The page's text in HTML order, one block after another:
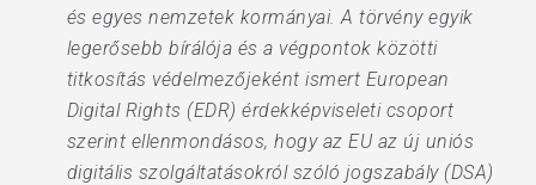
és egyes nemzetek kormányai. A törvény egyik
legerősebb bírálója és a végpontok közötti
titkosítás védelmezőjeként ismert European
Digital Rights (EDR) érdekképviseleti csoport
szerint ellenmondásos, hogy az EU az új uniós
digitális szolgáltatásokról szóló jogszabály (DSA)